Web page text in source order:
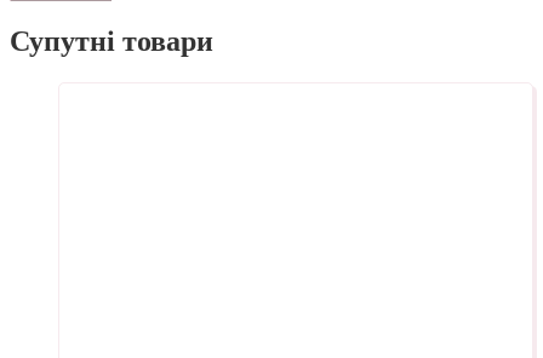
Супутні товари